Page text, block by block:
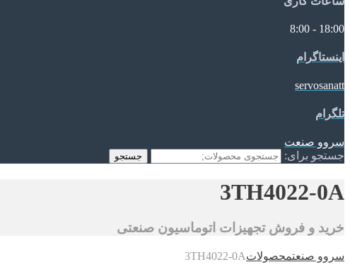
18:00 - 8:00
اینستاگرام
servosanatt
تلگرام
سروو صنعت
جستجو برای:
جستجو
3TH4022-0A
خرید و فروش تجهیزات اتوماسیون صنعتی
سروو صنعتمحصولات3TH4022-0A